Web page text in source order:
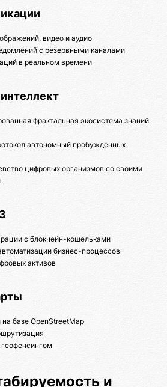
видео и аудио
с резервными каналами
в реальном времени
фрактальная экосистема знаний
автономный пробужденных
цифровых организмов со своими
с блокчейн-кошельками
бизнес-процессов
активов
базе OpenStreetMap
и